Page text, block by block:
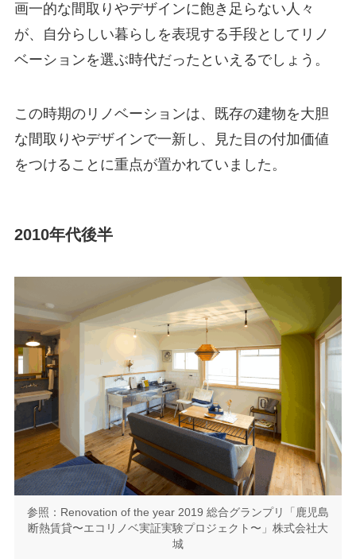
画一的な間取りやデザインに飽き足らない人々
が、自分らしい暮らしを表現する手段としてリノ
ベーションを選ぶ時代だったといえるでしょう。
この時期のリノベーションは、既存の建物を大胆
な間取りやデザインで一新し、見た目の付加価値
をつけることに重点が置かれていました。
2010年代後半
参照：Renovation of the year 2019 総合グランプリ「鹿児島
断熱賃貸〜エコリノベ実証実験プロジェクト〜」株式会社大
城